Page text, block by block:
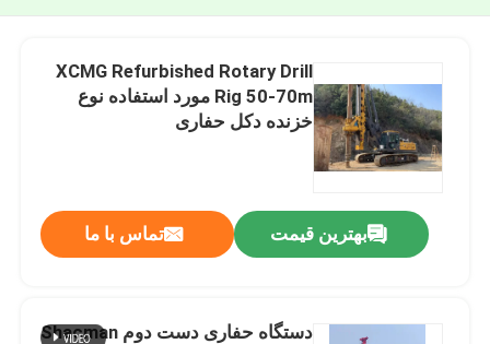
XCMG Refurbished Rotary Drill
Rig 50-70m مورد استفاده نوع
خزنده دکل حفاری
بهترین قیمت تماس با ما
دستگاه حفاری دست دوم Shacman